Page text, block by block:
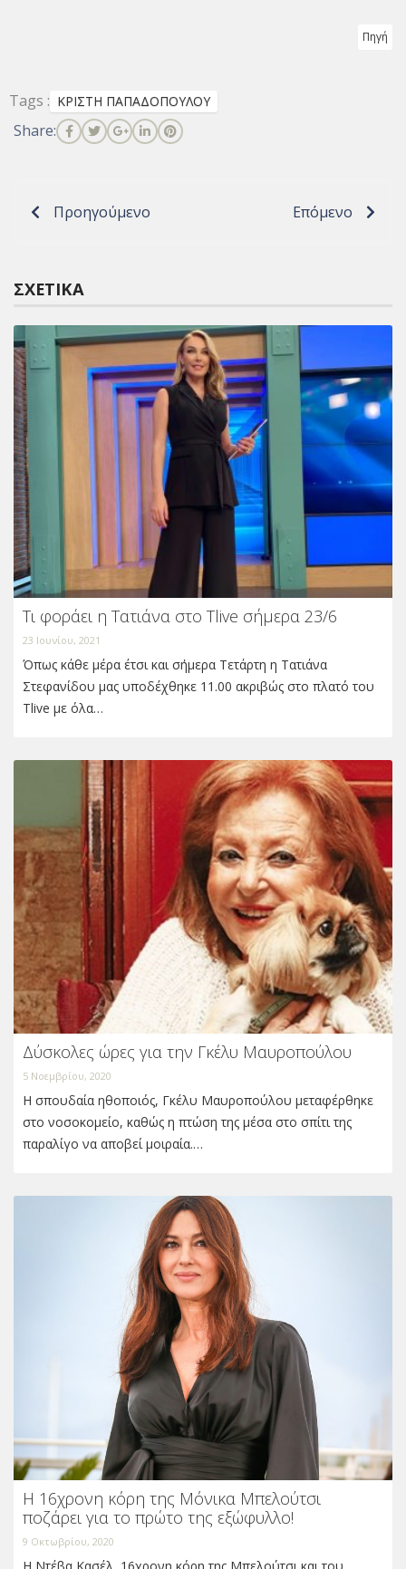
Πηγή
Tags : ΚΡΙΣΤΗ ΠΑΠΑΔΟΠΟΥΛΟΥ
Share:
Προηγούμενο Επόμενο
ΣΧΕΤΙΚΆ
Tι φοράει η Τατιάνα στο Tlive σήμερα 23/6
23 Ιουνίου, 2021
Όπως κάθε μέρα έτσι και σήμερα Τετάρτη η Τατιάνα
Στεφανίδου μας υποδέχθηκε 11.00 ακριβώς στο πλατό του
Τlive με όλα…
Δύσκολες ώρες για την Γκέλυ Μαυροπούλου
5 Νοεμβρίου, 2020
Η σπουδαία ηθοποιός, Γκέλυ Μαυροπούλου μεταφέρθηκε
στο νοσοκομείο, καθώς η πτώση της μέσα στο σπίτι της
παραλίγο να αποβεί μοιραία.…
H 16χρονη κόρη της Μόνικα Μπελούτσι
ποζάρει για το πρώτο της εξώφυλλο!
9 Οκτωβρίου, 2020